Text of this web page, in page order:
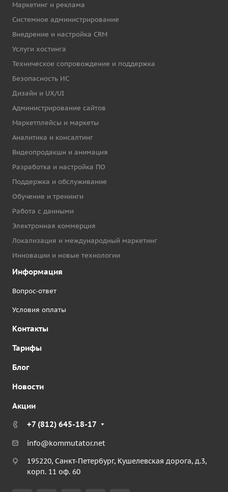
Маркетинг и реклама
Системное администрирование
Внедрение и настройка CRM
Услуги хостинга
Техническое сопровождение и поддержка
Безопасность ИС
Дизайн и UX/UI
Администрирование сайтов
Маркетплейсы и маркеты
Аналитика и консалтинг
Видеопродакшн и анимация
Разработка и настройка ПО
Поддержка и обслуживание
Обучение и тренинги
Работа с данными
Электронная коммерция
Локализация и международный маркетинг
Инновации и новые технологии
Информация
Вопрос-ответ
Условия оплаты
Контакты
Тарифы
Блог
Новости
Акции
+7 (812) 645-18-17
info@kommutator.net
195220, Санкт-Петербург, Кушелевская дорога, д.3,
корп. 11 оф. 60